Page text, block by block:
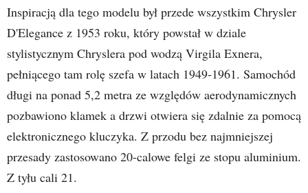
Inspiracją dla tego modelu był przede wszystkim Chrysler
D'Elegance z 1953 roku, który powstał w dziale
stylistycznym Chryslera pod wodzą Virgila Exnera,
pełniącego tam rolę szefa w latach 1949-1961. Samochód
długi na ponad 5,2 metra ze względów aerodynamicznych
pozbawiono klamek a drzwi otwiera się zdalnie za pomocą
elektronicznego kluczyka. Z przodu bez najmniejszej
przesady zastosowano 20-calowe felgi ze stopu aluminium.
Z tyłu cali 21.